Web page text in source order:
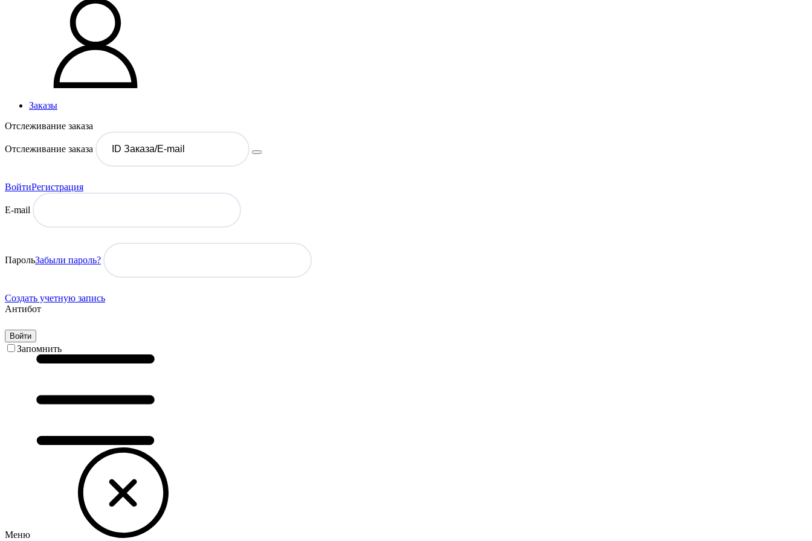
Заказы
Отслеживание заказа
Отслеживание заказа
ВойтиРегистрация
E-mail
ПарольЗабыли пароль?
Создать учетную запись
Антибот
Войти
Запомнить
Меню